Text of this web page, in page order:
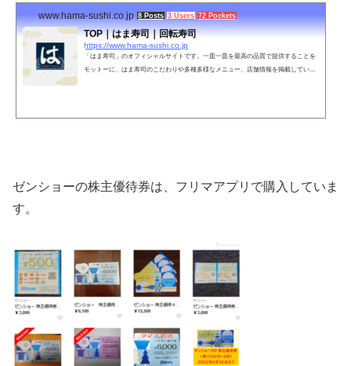
www.hama-sushi.co.jp 8 Posts 3 Users 72 Pockets
TOP｜はま寿司｜回転寿司
https://www.hama-sushi.co.jp
「はま寿司」のオフィシャルサイトです。一皿一皿を最高の品質で提供することを
モットーに、はま寿司のこだわりや多種多様なメニュー、店舗情報を掲載していま
ゼンショーの株主優待券は、フリマアプリで購入していま
す。